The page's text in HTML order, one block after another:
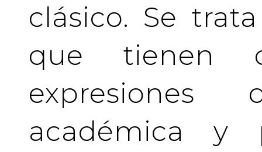
clásico. Se
que tienen
académica y